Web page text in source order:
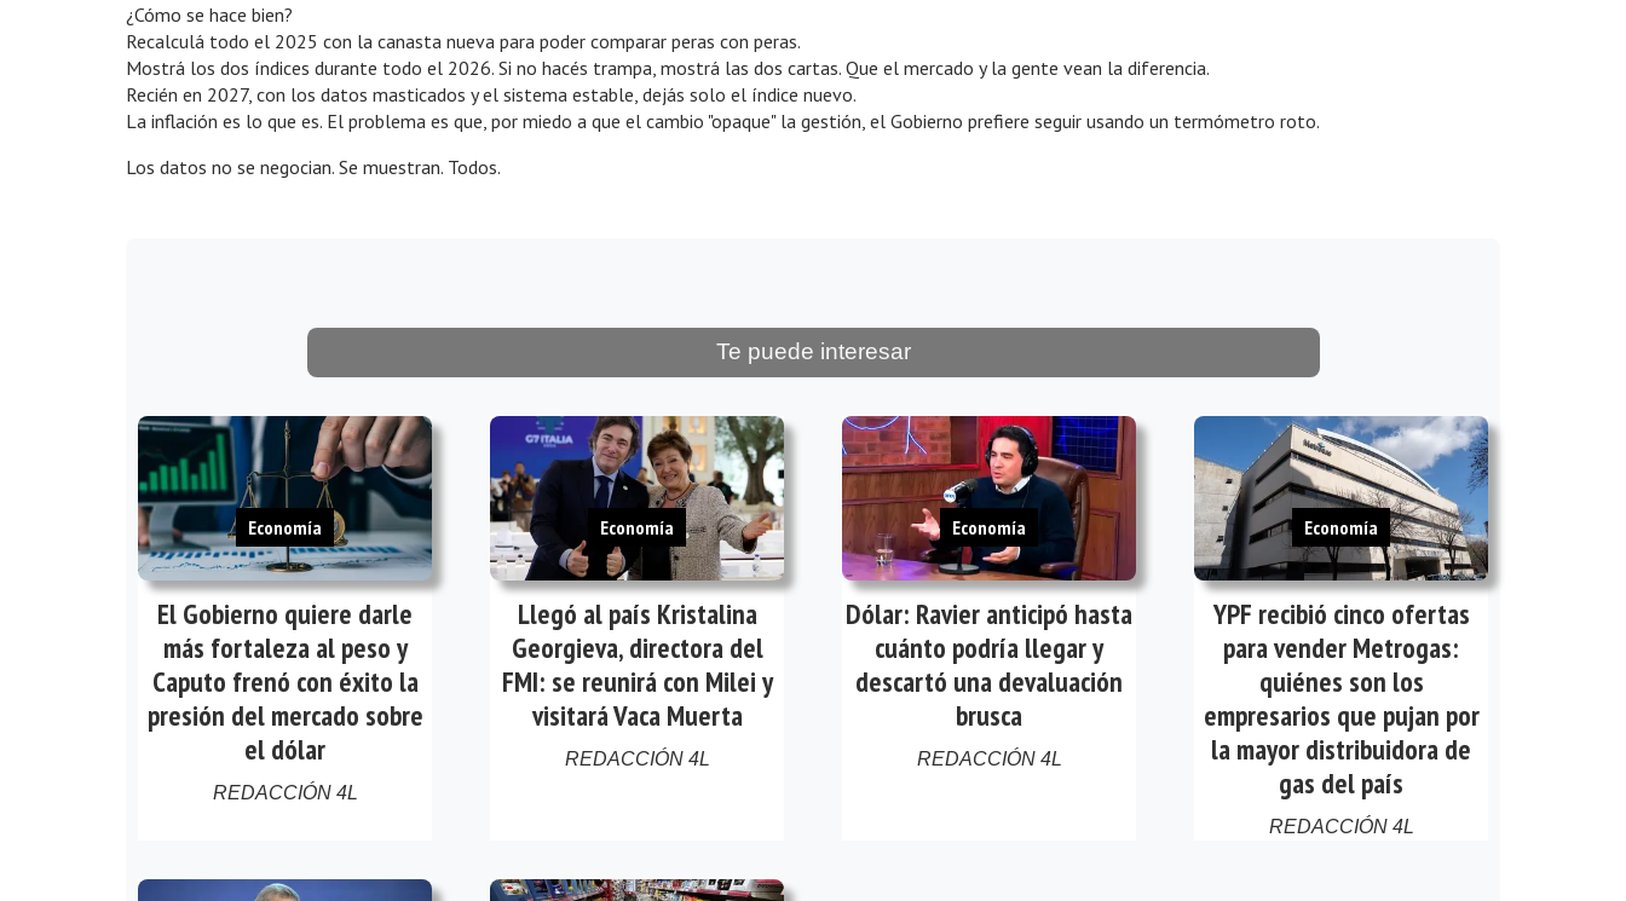
¿Cómo se hace bien?
Recalculá todo el 2025 con la canasta nueva para poder comparar peras con peras.
Mostrá los dos índices durante todo el 2026. Si no hacés trampa, mostrá las dos cartas. Que el mercado y la gente vean la diferencia.
Recién en 2027, con los datos masticados y el sistema estable, dejás solo el índice nuevo.
La inflación es lo que es. El problema es que, por miedo a que el cambio "opaque" la gestión, el Gobierno prefiere seguir usando un termómetro roto.
Los datos no se negocian. Se muestran. Todos.
Te puede interesar
El Gobierno quiere darle
más fortaleza al peso y
Caputo frenó con éxito la
presión del mercado sobre
el dólar
REDACCIÓN 4L
Economía
Llegó al país Kristalina
Georgieva, directora del
FMI: se reunirá con Milei y
visitará Vaca Muerta
REDACCIÓN 4L
Economía
Dólar: Ravier anticipó hasta
cuánto podría llegar y
descartó una devaluación
brusca
REDACCIÓN 4L
Economía
YPF recibió cinco ofertas
para vender Metrogas:
quiénes son los
empresarios que pujan por
la mayor distribuidora de
gas del país
REDACCIÓN 4L
Economía